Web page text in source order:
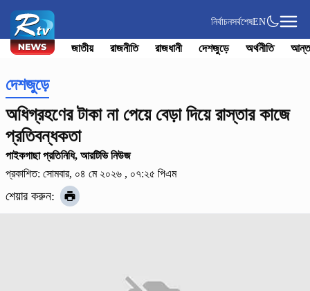
নির্বাচনসর্বশেষEN
জাতীয় রাজনীতি রাজধানী দেশজুড়ে অর্থনীতি
দেশজুড়ে
অধিগ্রহণের টাকা না পেয়ে বেড়া দিয়ে রাস্তার কাজে
প্রতিবন্ধকতা
পাইকগাছা প্রতিনিধি, আরটিভি নিউজ
প্রকাশিত: সোমবার, ০৪ মে ২০২৬ , ০৭:২৫ পিএম
শেয়ার করুন: